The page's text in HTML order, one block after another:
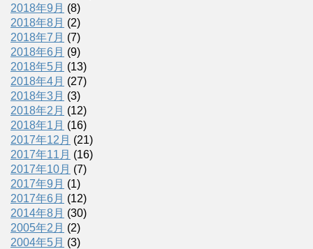
2018年9月 (8)
2018年8月 (2)
2018年7月 (7)
2018年6月 (9)
2018年5月 (13)
2018年4月 (27)
2018年3月 (3)
2018年2月 (12)
2018年1月 (16)
2017年12月 (21)
2017年11月 (16)
2017年10月 (7)
2017年9月 (1)
2017年6月 (12)
2014年8月 (30)
2005年2月 (2)
2004年5月 (3)